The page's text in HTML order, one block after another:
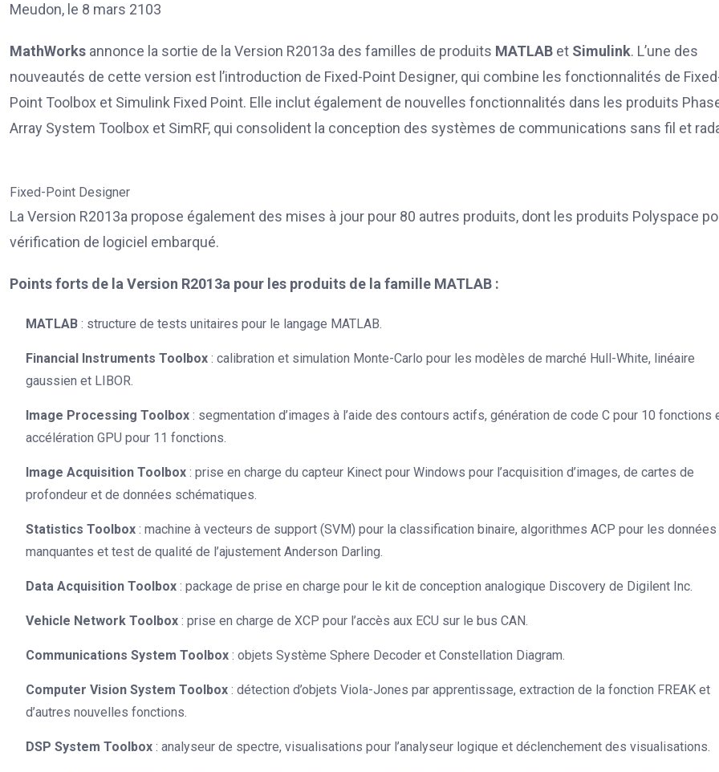
Meudon, le 8 mars 2103
MathWorks annonce la sortie de la Version R2013a des familles de produits MATLAB et Simulink. L’une des
nouveautés de cette version est l’introduction de Fixed-Point Designer, qui combine les fonctionnalités de
Point Toolbox et Simulink Fixed Point. Elle inclut également de nouvelles fonctionnalités dans les produits
Array System Toolbox et SimRF, qui consolident la conception des systèmes de communications sans fil et
Fixed-Point Designer
La Version R2013a propose également des mises à jour pour 80 autres produits, dont les produits Polyspace
vérification de logiciel embarqué.
Points forts de la Version R2013a pour les produits de la famille MATLAB :
MATLAB : structure de tests unitaires pour le langage MATLAB.
Financial Instruments Toolbox : calibration et simulation Monte-Carlo pour les modèles de marché Hull-White, linéaire
gaussien et LIBOR.
Image Processing Toolbox : segmentation d’images à l’aide des contours actifs, génération de code C pour 10 fonctions
accélération GPU pour 11 fonctions.
Image Acquisition Toolbox : prise en charge du capteur Kinect pour Windows pour l’acquisition d’images, de cartes de
profondeur et de données schématiques.
Statistics Toolbox : machine à vecteurs de support (SVM) pour la classification binaire, algorithmes ACP pour les données
manquantes et test de qualité de l’ajustement Anderson Darling.
Data Acquisition Toolbox : package de prise en charge pour le kit de conception analogique Discovery de Digilent Inc.
Vehicle Network Toolbox : prise en charge de XCP pour l’accès aux ECU sur le bus CAN.
Communications System Toolbox : objets Système Sphere Decoder et Constellation Diagram.
Computer Vision System Toolbox : détection d’objets Viola-Jones par apprentissage, extraction de la fonction FREAK et
d’autres nouvelles fonctions.
DSP System Toolbox : analyseur de spectre, visualisations pour l’analyseur logique et déclenchement des visualisations.